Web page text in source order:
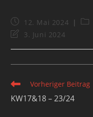
12. Mai 2024
3. Juni 2024
Vorheriger Beitrag
KW17&18 – 23/24